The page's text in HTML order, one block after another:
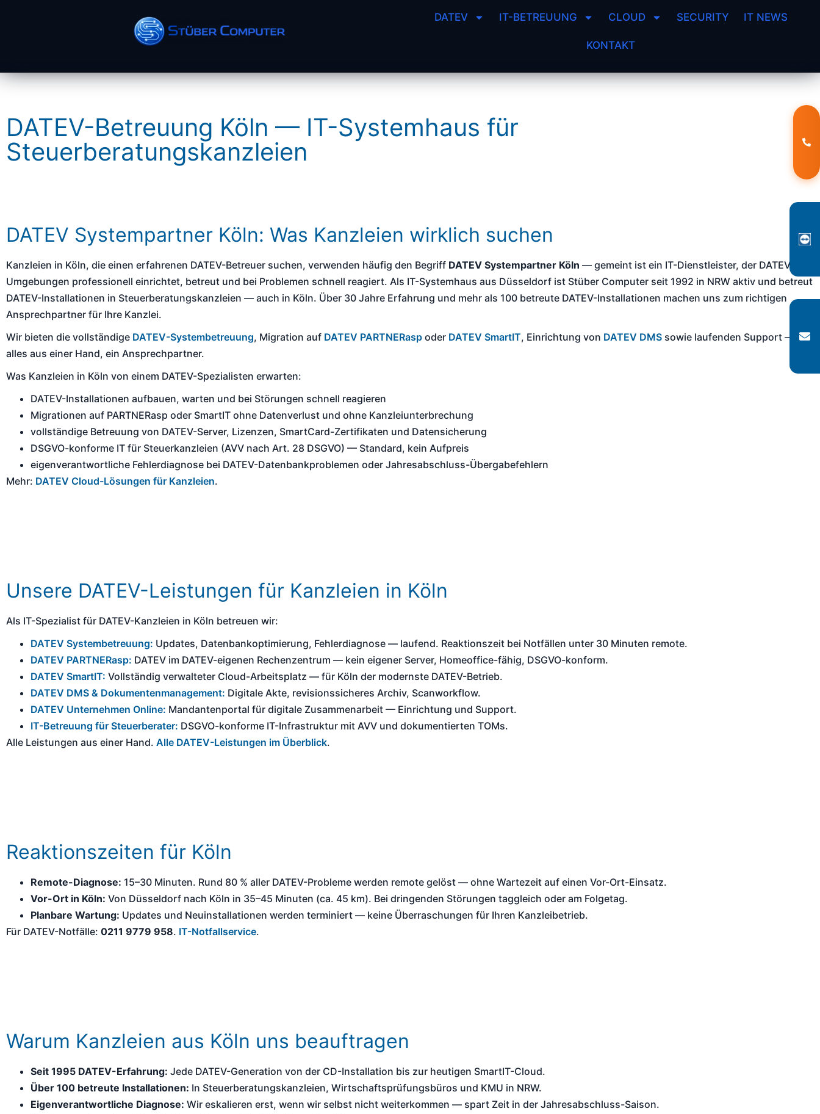
DATEV IT-BETREUUNG CLOUD SECURITY IT NEWS
KONTAKT
DATEV-Betreuung Köln — IT-Systemhaus für
Steuerberatungskanzleien
DATEV Systempartner Köln: Was Kanzleien wirklich suchen
Kanzleien in Köln, die einen erfahrenen DATEV-Betreuer suchen, verwenden häufig den Begriff DATEV Systempartner Köln — gemeint ist ein IT-Dienstleister, der DATEV-
Umgebungen professionell einrichtet, betreut und bei Problemen schnell reagiert. Als IT-Systemhaus aus Düsseldorf ist Stüber Computer seit 1992 in NRW aktiv und betreut
DATEV-Installationen in Steuerberatungskanzleien — auch in Köln. Über 30 Jahre Erfahrung und mehr als 100 betreute DATEV-Installationen machen uns zum richtigen
Ansprechpartner für Ihre Kanzlei.
Wir bieten die vollständige DATEV-Systembetreuung, Migration auf DATEV PARTNERasp oder DATEV SmartIT, Einrichtung von DATEV DMS sowie laufenden Support —
alles aus einer Hand, ein Ansprechpartner.
Was Kanzleien in Köln von einem DATEV-Spezialisten erwarten:
DATEV-Installationen aufbauen, warten und bei Störungen schnell reagieren
Migrationen auf PARTNERasp oder SmartIT ohne Datenverlust und ohne Kanzleiunterbrechung
vollständige Betreuung von DATEV-Server, Lizenzen, SmartCard-Zertifikaten und Datensicherung
DSGVO-konforme IT für Steuerkanzleien (AVV nach Art. 28 DSGVO) — Standard, kein Aufpreis
eigenverantwortliche Fehlerdiagnose bei DATEV-Datenbankproblemen oder Jahresabschluss-Übergabefehlern
Mehr: DATEV Cloud-Lösungen für Kanzleien.
Unsere DATEV-Leistungen für Kanzleien in Köln
Als IT-Spezialist für DATEV-Kanzleien in Köln betreuen wir:
DATEV Systembetreuung: Updates, Datenbankoptimierung, Fehlerdiagnose — laufend. Reaktionszeit bei Notfällen unter 30 Minuten remote.
DATEV PARTNERasp: DATEV im DATEV-eigenen Rechenzentrum — kein eigener Server, Homeoffice-fähig, DSGVO-konform.
DATEV SmartIT: Vollständig verwalteter Cloud-Arbeitsplatz — für Köln der modernste DATEV-Betrieb.
DATEV DMS & Dokumentenmanagement: Digitale Akte, revisionssicheres Archiv, Scanworkflow.
DATEV Unternehmen Online: Mandantenportal für digitale Zusammenarbeit — Einrichtung und Support.
IT-Betreuung für Steuerberater: DSGVO-konforme IT-Infrastruktur mit AVV und dokumentierten TOMs.
Alle Leistungen aus einer Hand. Alle DATEV-Leistungen im Überblick.
Reaktionszeiten für Köln
Remote-Diagnose: 15–30 Minuten. Rund 80 % aller DATEV-Probleme werden remote gelöst — ohne Wartezeit auf einen Vor-Ort-Einsatz.
Vor-Ort in Köln: Von Düsseldorf nach Köln in 35–45 Minuten (ca. 45 km). Bei dringenden Störungen taggleich oder am Folgetag.
Planbare Wartung: Updates und Neuinstallationen werden terminiert — keine Überraschungen für Ihren Kanzleibetrieb.
Für DATEV-Notfälle: 0211 9779 958. IT-Notfallservice.
Warum Kanzleien aus Köln uns beauftragen
Seit 1995 DATEV-Erfahrung: Jede DATEV-Generation von der CD-Installation bis zur heutigen SmartIT-Cloud.
Über 100 betreute Installationen: In Steuerberatungskanzleien, Wirtschaftsprüfungsbüros und KMU in NRW.
Eigenverantwortliche Diagnose: Wir eskalieren erst, wenn wir selbst nicht weiterkommen — spart Zeit in der Jahresabschluss-Saison.